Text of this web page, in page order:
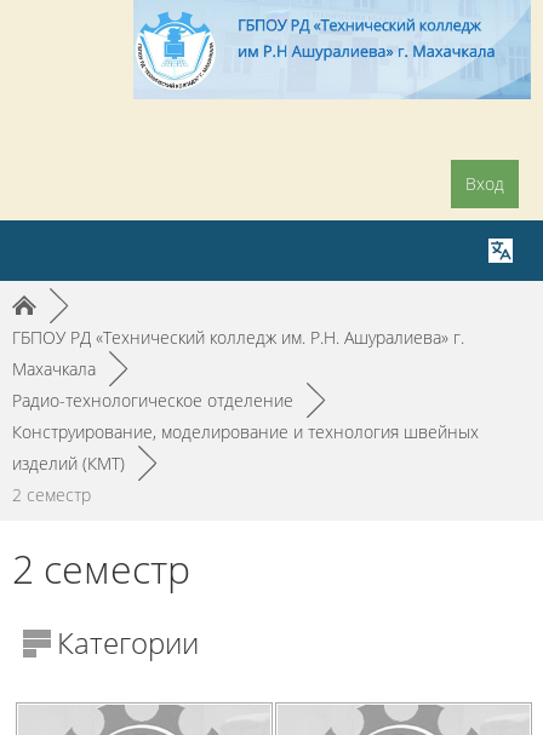
Вход
►
ГБПОУ РД «Технический колледж им. Р.Н. Ашуралиева» г.
Махачкала
►
Радио-технологическое отделение
►
Конструирование, моделирование и технология швейных
изделий (КМТ)
►
2 семестр
2 семестр
Категории